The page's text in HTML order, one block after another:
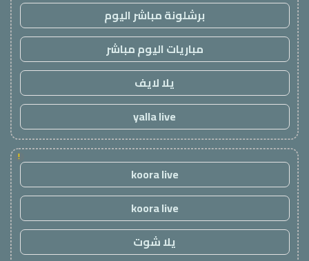
برشلونة مباشر اليوم
مباريات اليوم مباشر
يلا لايف
yalla live
!
koora live
koora live
يلا شوت